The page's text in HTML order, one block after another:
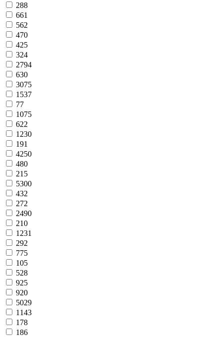
288
661
562
470
425
324
2794
630
3075
1537
77
1075
622
1230
191
4250
480
215
5300
432
272
2490
210
1231
292
775
105
528
925
920
5029
1143
178
186